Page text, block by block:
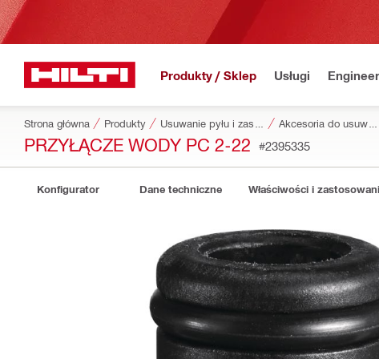
Produkty / Sklep Usługi
Strona główna Produkty
PRZYŁĄCZE WODY PC 2-22 #2395335
Konfigurator Dane techniczne Właściwości i